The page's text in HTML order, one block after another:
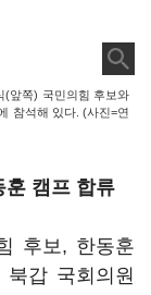
(앞쪽) 국민의힘 후보와
참석해 있다. (사진=연
훈 캠프 합류
후보, 한동훈
갑 국회의원